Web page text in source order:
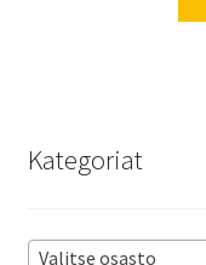
Kategoriat
Valitse osasto